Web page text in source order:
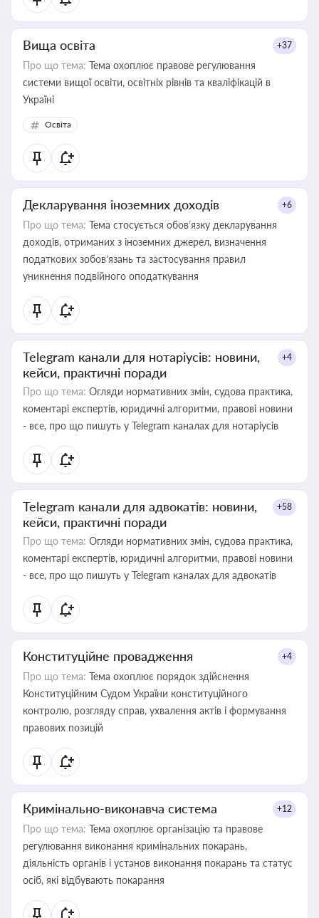
Вища освіта +37
Про що тема: Тема охоплює правове регулювання
системи вищої освіти, освітніх рівнів та кваліфікацій в
Україні
Освіта
Декларування іноземних доходів +6
Про що тема: Тема стосується обов’язку декларування
доходів, отриманих з іноземних джерел, визначення
податкових зобов’язань та застосування правил
уникнення подвійного оподаткування
Telegram канали для нотаріусів: новини,
кейси, практичні поради
+4
Про що тема: Огляди нормативних змін, судова практика,
коментарі експертів, юридичні алгоритми, правові новини
- все, про що пишуть у Telegram каналах для нотаріусів
Telegram канали для адвокатів: новини,
кейси, практичні поради
+58
Про що тема: Огляди нормативних змін, судова практика,
коментарі експертів, юридичні алгоритми, правові новини
- все, про що пишуть у Telegram каналах для адвокатів
Конституційне провадження +4
Про що тема: Тема охоплює порядок здійснення
Конституційним Судом України конституційного
контролю, розгляду справ, ухвалення актів і формування
правових позицій
Кримінально-виконавча система +12
Про що тема: Тема охоплює організацію та правове
регулювання виконання кримінальних покарань,
діяльність органів і установ виконання покарань та статус
осіб, які відбувають покарання